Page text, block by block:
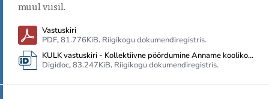
muul viisil.
Vastuskiri
PDF,81.776KiB. Riigikogu dokumendiregistris.
KULK vastuskiri - Kollektiivne pöördumine Anname koolikogukonnale suuremad õigused
Digidoc,83.247KiB. Riigikogu dokumendiregistris.